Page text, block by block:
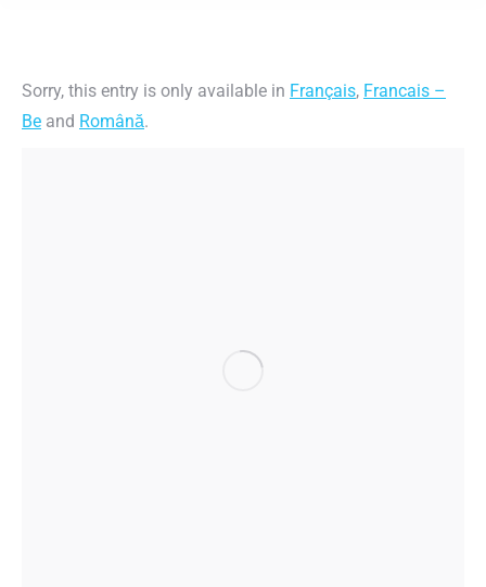
Sorry, this entry is only available in Français, Francais –
Be and Română.